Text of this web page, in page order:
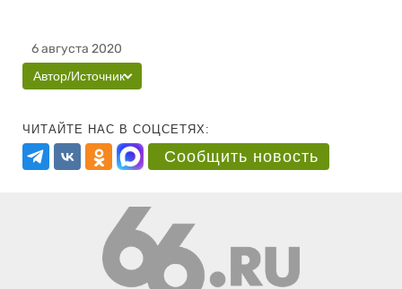
6 августа 2020
Автор/Источник
ЧИТАЙТЕ НАС В СОЦСЕТЯХ:
Сообщить новость